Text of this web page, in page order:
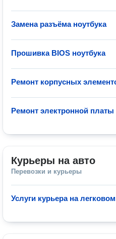
Замена разъёма ноутбука
Прошивка BIOS ноутбука
Ремонт корпусных
Ремонт электронной платы
Курьеры на авто
Перевозки и курьеры
Услуги курьера на